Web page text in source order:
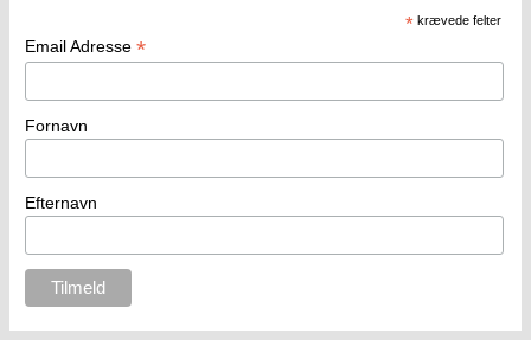
* krævede felter
Email Adresse *
Fornavn
Efternavn